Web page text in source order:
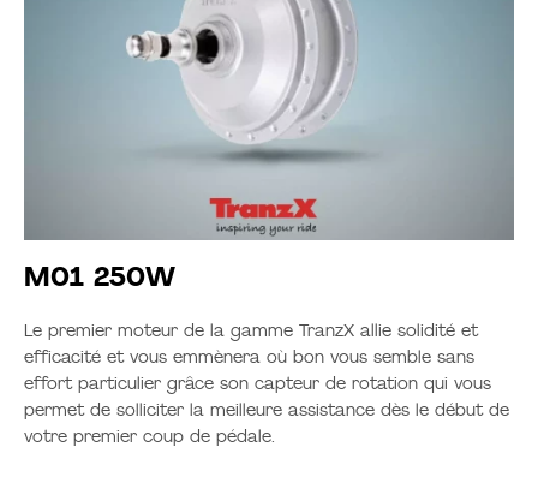
M01 250W
Le premier moteur de la gamme TranzX allie solidité et
efficacité et vous emmènera où bon vous semble sans
effort particulier grâce son capteur de rotation qui vous
permet de solliciter la meilleure assistance dès le début de
votre premier coup de pédale.